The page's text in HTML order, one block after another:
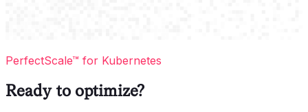
PerfectScale™ for Kubernetes
Ready to optimize?